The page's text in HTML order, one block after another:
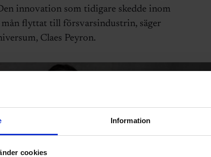
Information
cookies
innovation som tidigare skedde inom
flyttat till försvarsindustrin, säger
Claes Peyron.